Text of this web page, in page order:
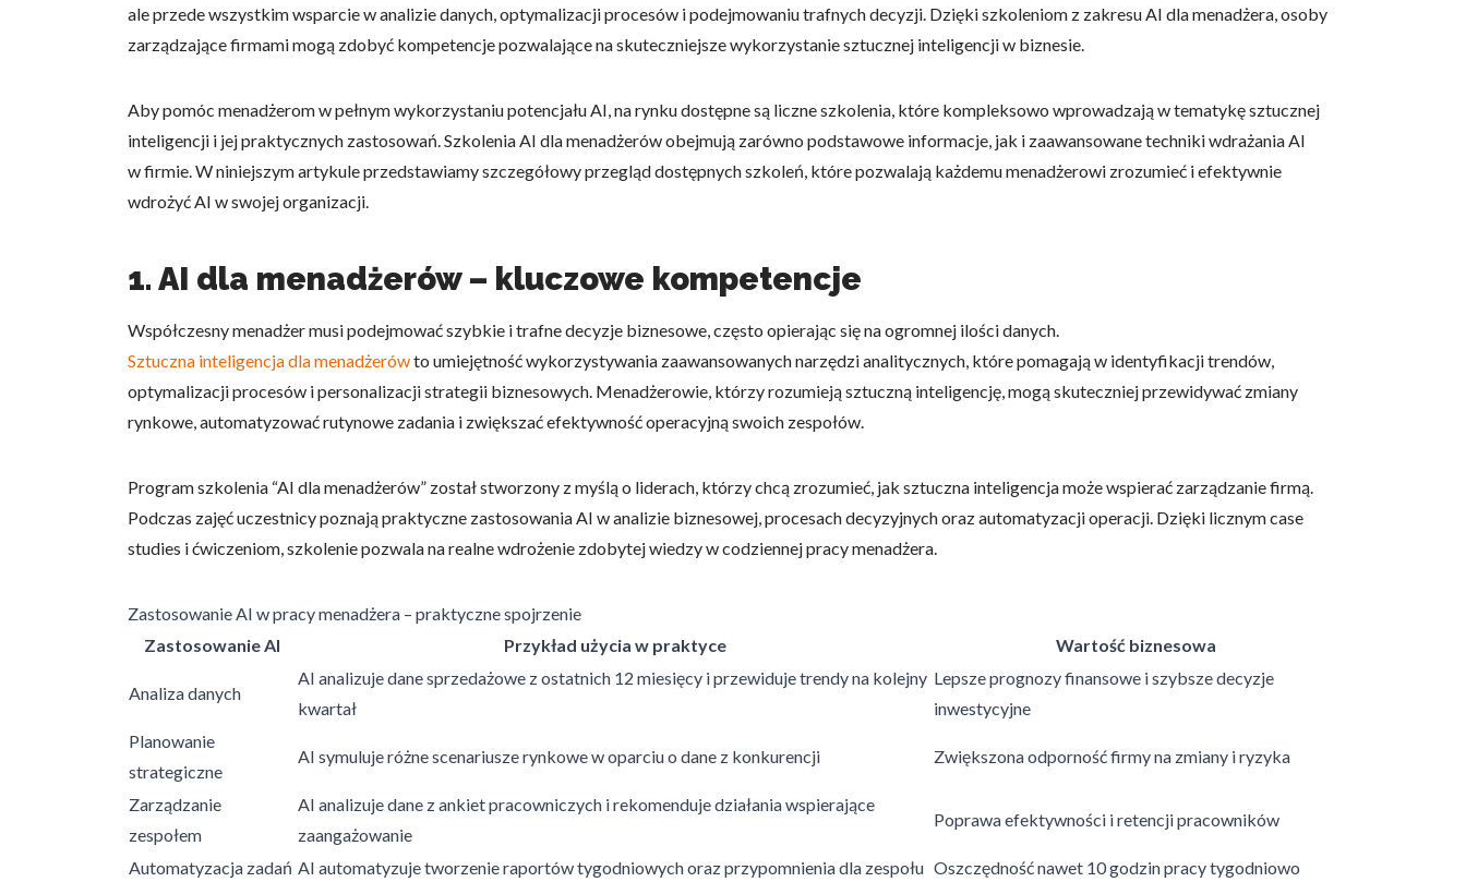
ale przede wszystkim wsparcie w analizie danych, optymalizacji procesów i podejmowaniu trafnych decyzji. Dzięki szkoleniom z zakresu AI dla menadżera, osoby
zarządzające firmami mogą zdobyć kompetencje pozwalające na skuteczniejsze wykorzystanie sztucznej inteligencji w biznesie.
Aby pomóc menadżerom w pełnym wykorzystaniu potencjału AI, na rynku dostępne są liczne szkolenia, które kompleksowo wprowadzają w tematykę sztucznej
inteligencji i jej praktycznych zastosowań. Szkolenia AI dla menadżerów obejmują zarówno podstawowe informacje, jak i zaawansowane techniki wdrażania AI
w firmie. W niniejszym artykule przedstawiamy szczegółowy przegląd dostępnych szkoleń, które pozwalają każdemu menadżerowi zrozumieć i efektywnie
wdrożyć AI w swojej organizacji.
1. AI dla menadżerów – kluczowe kompetencje
Współczesny menadżer musi podejmować szybkie i trafne decyzje biznesowe, często opierając się na ogromnej ilości danych.
Sztuczna inteligencja dla menadżerówto umiejętność wykorzystywania zaawansowanych narzędzi analitycznych, które pomagają w identyfikacji trendów,
optymalizacji procesów i personalizacji strategii biznesowych. Menadżerowie, którzy rozumieją sztuczną inteligencję, mogą skuteczniej przewidywać zmiany
rynkowe, automatyzować rutynowe zadania i zwiększać efektywność operacyjną swoich zespołów.
Program szkolenia “AI dla menadżerów” został stworzony z myślą o liderach, którzy chcą zrozumieć, jak sztuczna inteligencja może wspierać zarządzanie firmą.
Podczas zajęć uczestnicy poznają praktyczne zastosowania AI w analizie biznesowej, procesach decyzyjnych oraz automatyzacji operacji. Dzięki licznym case
studies i ćwiczeniom, szkolenie pozwala na realne wdrożenie zdobytej wiedzy w codziennej pracy menadżera.
Zastosowanie AI w pracy menadżera – praktyczne spojrzenie
Zastosowanie AI
Przykład użycia w praktyce Wartość biznesowa
Analiza danych
AI analizuje dane sprzedażowe z ostatnich 12 miesięcy i przewiduje trendy na kolejny
kwartał
Lepsze prognozy finansowe i szybsze decyzje
inwestycyjne
Planowanie
strategiczne
AI symuluje różne scenariusze rynkowe w oparciu o dane z konkurencji Zwiększona odporność firmy na zmiany i ryzyka
Zarządzanie
zespołem
AI analizuje dane z ankiet pracowniczych i rekomenduje działania wspierające
zaangażowanie
Poprawa efektywności i retencji pracowników
Automatyzacja zadań AI automatyzuje tworzenie raportów tygodniowych oraz przypomnienia dla zespołu Oszczędność nawet 10 godzin pracy tygodniowo
Wykorzystujemy pliki cookie do spersonalizowania treści i reklam, aby oferować funkcje społecznościowe i analizować ruch w
naszej witrynie. Informacje o tym, jak korzystasz z naszej witryny, udostępniamy partnerom społecznościowym, reklamowym i
analitycznym. Partnerzy mogą połączyć te informacje z innymi danymi otrzymanymi od Ciebie lub uzyskanymi podczas korzystania